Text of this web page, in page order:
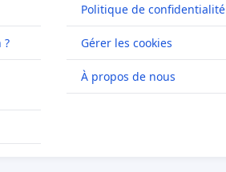
?
Politique de confidentialité
Gérer les cookies
À propos de nous